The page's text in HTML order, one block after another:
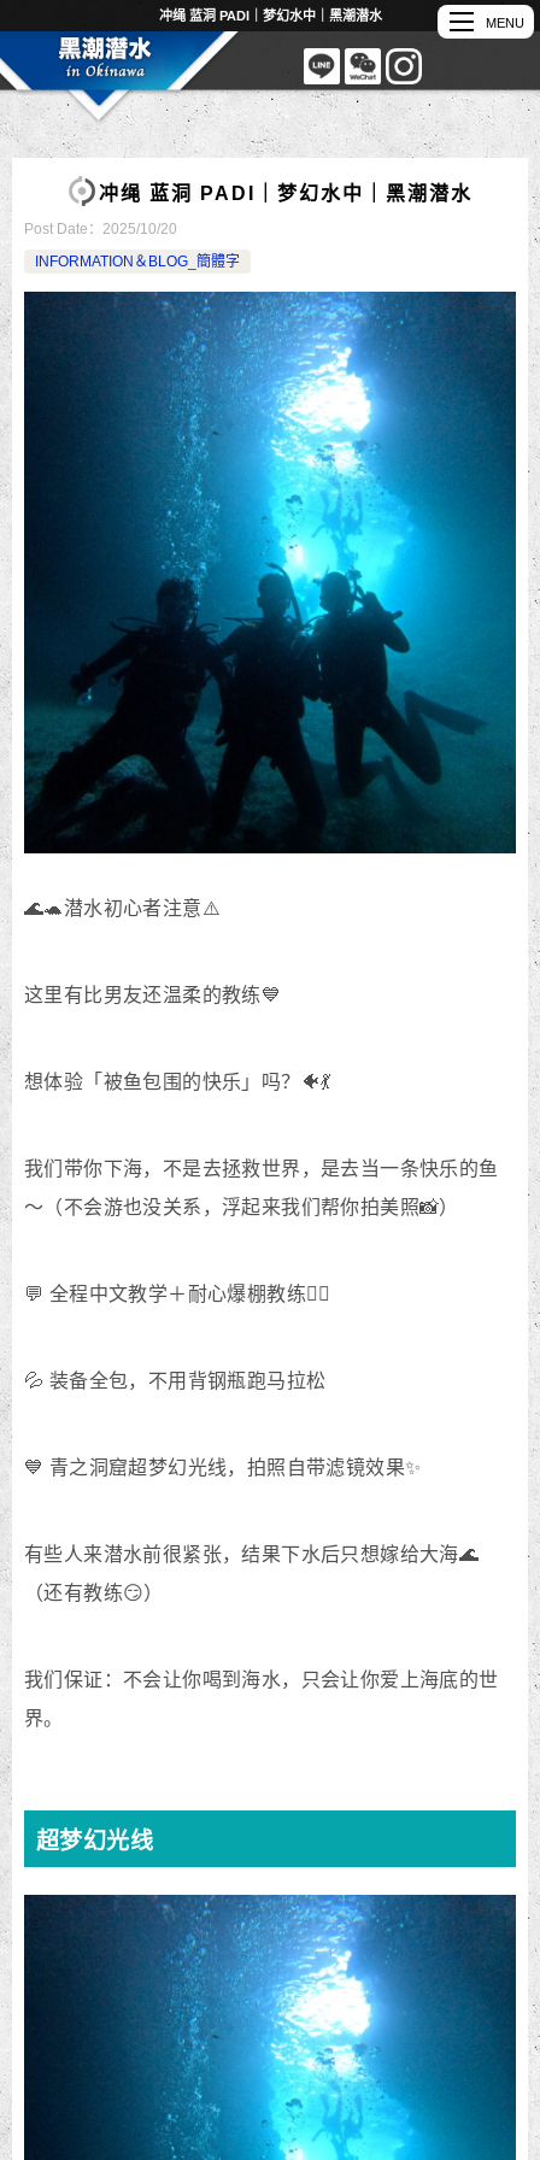
冲绳 蓝洞 PADI｜梦幻水中｜黑潮潜水
冲绳 蓝洞 PADI｜梦幻水中｜黑潮潜水
Post Date： 2025/10/20
INFORMATION＆BLOG_簡體字
🌊🐢潜水初心者注意⚠️
这里有比男友还温柔的教练💙
想体验「被鱼包围的快乐」吗？🐠💃
我们带你下海，不是去拯救世界，是去当一条快乐的鱼
～（不会游也没关系，浮起来我们帮你拍美照📸）
💬 全程中文教学＋耐心爆棚教练🧜‍♂️
💦 装备全包，不用背钢瓶跑马拉松
💙 青之洞窟超梦幻光线，拍照自带滤镜效果✨
有些人来潜水前很紧张，结果下水后只想嫁给大海🌊
（还有教练😏）
我们保证：不会让你喝到海水，只会让你爱上海底的世
界。
超梦幻光线